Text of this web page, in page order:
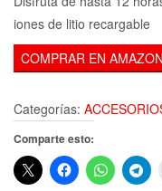
iones de litio recargable
COMPRAR EN AMAZON
Categorías:
Comparte esto: